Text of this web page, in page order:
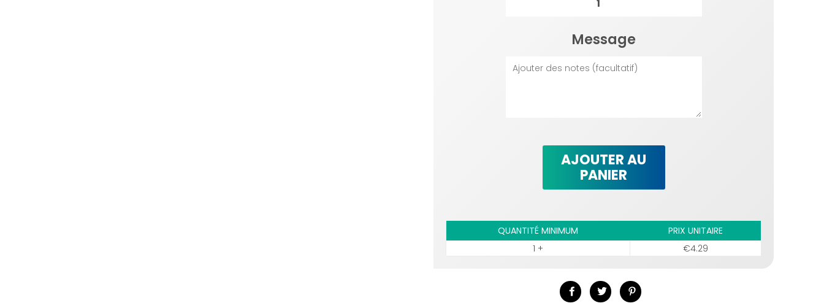
Message
AJOUTER AU
PANIER
QUANTITÉ MINIMUM
PRIX UNITAIRE
1 +
€4.29
PartagerTweeter